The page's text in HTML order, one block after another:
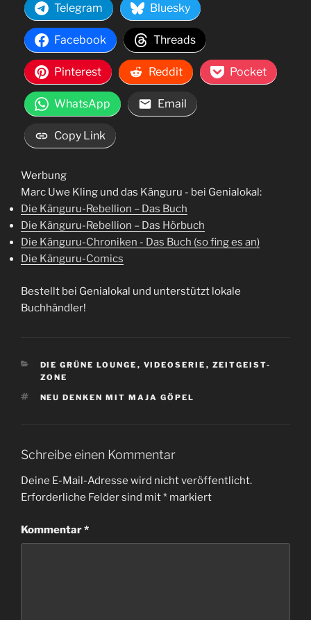
Telegram Bluesky
Facebook Threads
Pinterest Reddit Pocket
WhatsApp Email
Copy Link
Werbung
Marc Uwe Kling und das Känguru - bei Genialokal:
Die Känguru-Rebellion – Das Buch
Die Känguru-Rebellion – Das Hörbuch
Die Känguru-Chroniken - Das Buch (so fing es an)
Die Känguru-Comics
Bestellt bei Genialokal und unterstützt lokale
Buchhändler!
KATEGORIEN
DIE GRÜNE LOUNGE , VIDEOSERIE , ZEITGEIST-
ZONE
SCHLAGWÖRTER
NEU DENKEN MIT MAJA GÖPEL
Schreibe einen Kommentar
Deine E-Mail-Adresse wird nicht veröffentlicht.
Erforderliche Felder sind mit* markiert
Kommentar*